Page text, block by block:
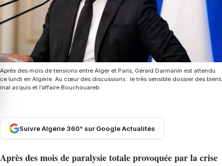
Après des mois de tensions entre Alger et Paris, Gérald Darmanin est attendu
ce lundi en Algérie. Au cœur des discussions : le très sensible dossier des biens
mal acquis et l’affaire Bouchouareb.
Suivre Algérie 360° sur Google Actualités
Après des mois de paralysie totale provoquée par la crise